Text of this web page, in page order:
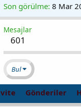
Son görülme 8 Mar
Mesajlar
601
Bul
Gönderiler